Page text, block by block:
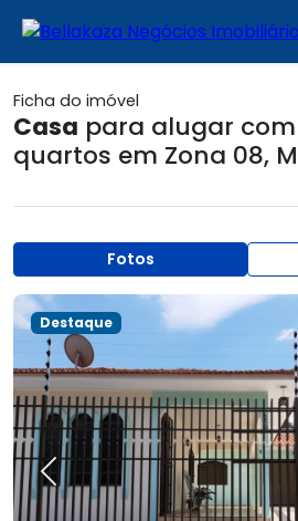
Ficha do imóvel
Casa para alugar com
quartos em Zona 08,
Fotos
Previous
Destaque